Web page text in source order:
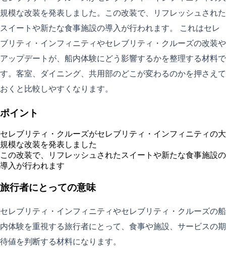
規模な改装を発表しました。この改装で、リフレッシュされた
スイートや新たな食事施設の導入が行われます。 これはセレ
ブリティ・インフィニティやセレブリティ・クルーズの改装や
アップデートが、船内体験にどう影響するかを整理する材料で
す。客室、ダイニング、共用部のどこが変わるのかを押さえて
おくと比較しやすくなります。
ポイント
セレブリティ・クルーズがセレブリティ・インフィニティの大
規模な改装を発表しました
この改装で、リフレッシュされたスイートや新たな食事施設の
導入が行われます
旅行者にとっての意味
セレブリティ・インフィニティやセレブリティ・クルーズの船
内体験を重視する旅行者にとって、食事や施設、サービスの期
待値を判断する材料になります。